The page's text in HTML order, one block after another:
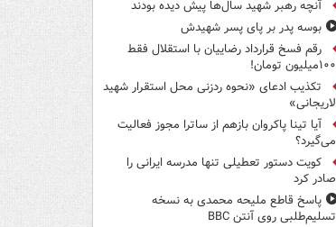
آنچه رهبر شهید سال‌ها پیش دیده بودند
بوسه‌ پدر بر پای پسر شهیدش
رقم فسخ قرارداد رضاییان با استقلال فقط
۱۰۰میلیون تومان!
تکذیب ادعای «نحوه ردزنی محل استقرار شهید
لاریجانی»
آیا تینا پاکروان بازهم از ساترا مجوز فعالیت
می‌گیرد؟
کویت دستور تعطیلی تنها مدرسه ایرانی را
صادر کرد
پاسخ قاطع ملیحه محمدی به نسخه
تسلیم‌طلبی روی آنتن BBC